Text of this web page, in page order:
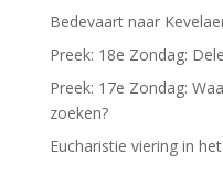
Bedevaart naar
Preek: 18e Zondag:
Preek: 17e Zondag:
zoeken?
Eucharistie viering in